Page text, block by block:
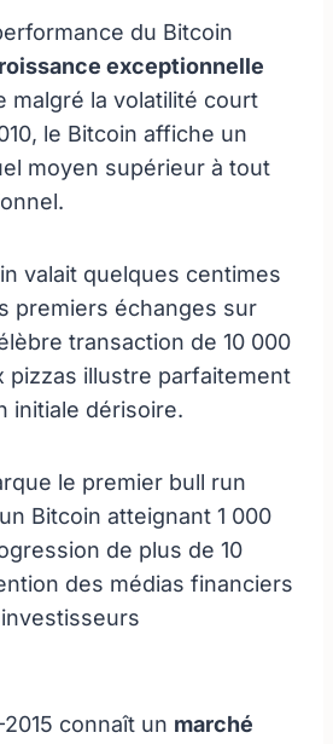
du Bitcoin
exceptionnelle
malgré la volatilité court
le Bitcoin affiche un
moyen supérieur à tout
valait quelques centimes
premiers échanges sur
transaction de 10 000
pizzas illustre parfaitement
initiale dérisoire.
le premier bull run
Bitcoin atteignant 1 000
de plus de 10
des médias financiers
connaît un marché